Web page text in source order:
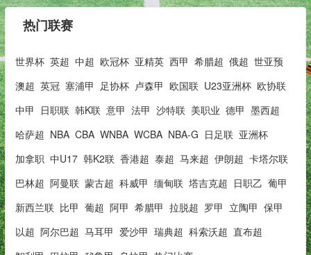
热门联赛
世界杯 英超 中超 欧冠杯 亚精英 西甲 希腊超 俄超 世亚预
澳超 英冠 塞浦甲 足协杯 卢森甲 欧国联 U23亚洲杯 欧协联
中甲 日职联 韩K联 意甲 法甲 沙特联 美职业 德甲 墨西超
哈萨超 NBA CBA WNBA WCBA NBA-G 日足联 亚洲杯
加拿职 中U17 韩K2联 香港超 泰超 马来超 伊朗超 卡塔尔联
巴林超 阿曼联 蒙古超 科威甲 缅甸联 塔吉克超 日职乙 葡甲
新西兰联 比甲 葡超 阿甲 希腊甲 拉脱超 罗甲 立陶甲 保甲
以超 阿尔巴超 马耳甲 爱沙甲 瑞典超 科索沃超 直布超